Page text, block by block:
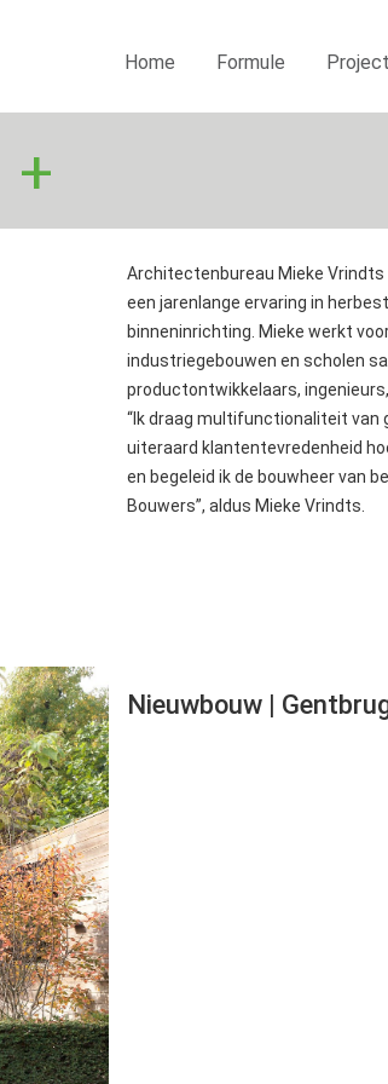
Home Formule
+
Architectenbureau Mieke
een jarenlange ervaring in
binneninrichting. Mieke werkt
industriegebouwen en scholen
productontwikkelaars,
“Ik draag multifunctionaliteit van
uiteraard klantentevredenheid
en begeleid ik de bouwheer van
Bouwers”, aldus Mieke Vrindts.
Nieuwbouw |